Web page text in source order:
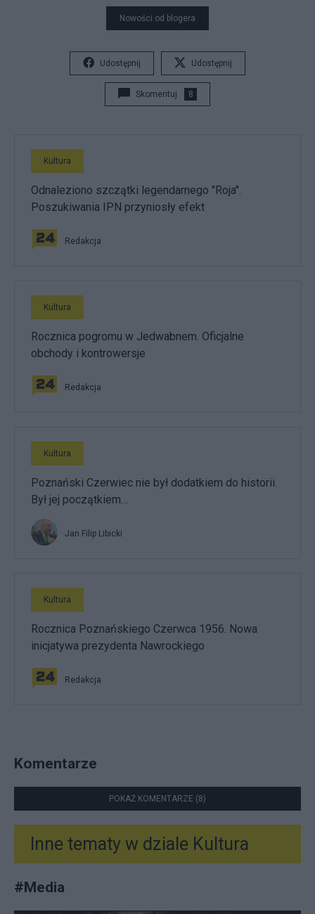
Nowości od blogera
Udostępnij Udostępnij
Skomentuj 8
Kultura
Odnaleziono szczątki legendarnego "Roja".
Poszukiwania IPN przyniosły efekt
Redakcja
Kultura
Rocznica pogromu w Jedwabnem. Oficjalne
obchody i kontrowersje
Redakcja
Kultura
Poznański Czerwiec nie był dodatkiem do historii.
Był jej początkiem…
Jan Filip Libicki
Kultura
Rocznica Poznańskiego Czerwca 1956. Nowa
inicjatywa prezydenta Nawrockiego
Redakcja
Komentarze
POKAŻ KOMENTARZE (8)
Inne tematy w dziale Kultura
#Media